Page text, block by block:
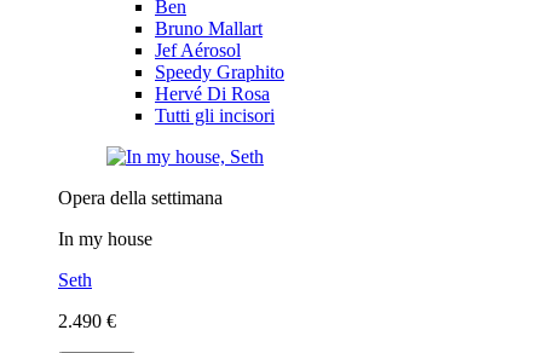
Ben
Bruno Mallart
Jef Aérosol
Speedy Graphito
Hervé Di Rosa
Tutti gli incisori
Opera della settimana
In my house
Seth
2.490 €